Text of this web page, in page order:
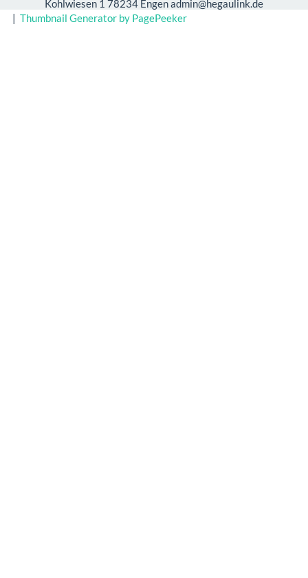
Kohlwiesen 1 78234 Engen admin@hegaulink.de
| Thumbnail Generator by PagePeeker